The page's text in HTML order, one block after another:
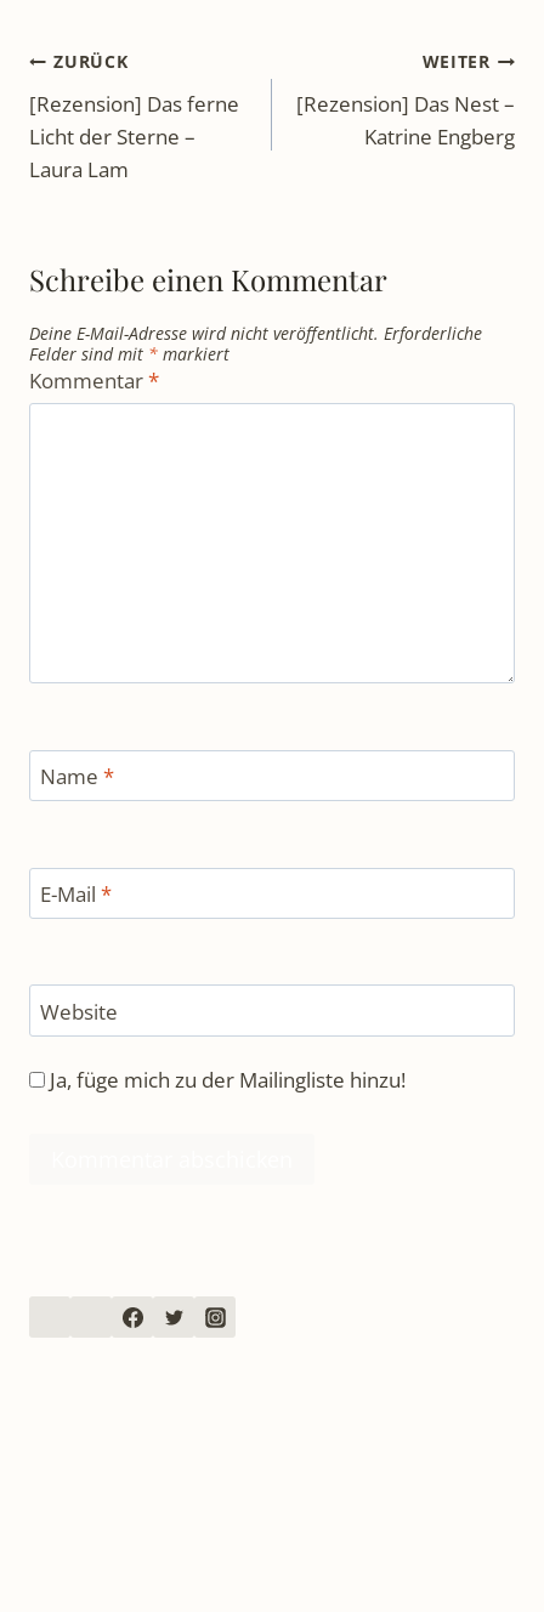
Beitragsnavigation
ZURÜCK
[Rezension] Das ferne
Licht der Sterne –
Laura Lam
WEITER
[Rezension] Das Nest –
Katrine Engberg
Schreibe einen Kommentar
Deine E-Mail-Adresse wird nicht veröffentlicht. Erforderliche
Felder sind mit * markiert
Kommentar*
Name *
E-Mail *
Website
Ja, füge mich zu der Mailingliste hinzu!